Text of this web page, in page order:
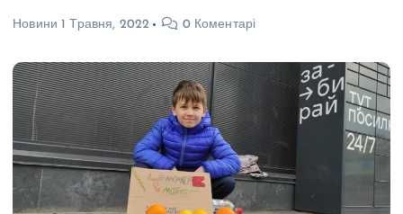
Новини 1 Травня, 2022 0 Коментарі